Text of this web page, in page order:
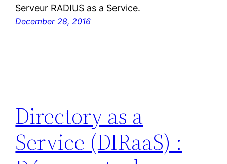
Serveur RADIUS as a Service.
December 28, 2016
Directory as a
Service (DIRaaS) :